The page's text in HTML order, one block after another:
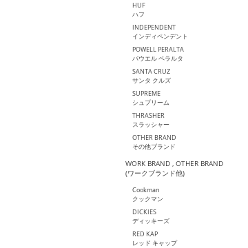
HUF
ハフ
INDEPENDENT
インディペンデント
POWELL PERALTA
パウエル ペラルタ
SANTA CRUZ
サンタ クルズ
SUPREME
シュプリーム
THRASHER
スラッシャー
OTHER BRAND
その他ブランド
WORK BRAND , OTHER BRAND
(ワークブランド他)
Cookman
クックマン
DICKIES
ディッキーズ
RED KAP
レッド キャップ